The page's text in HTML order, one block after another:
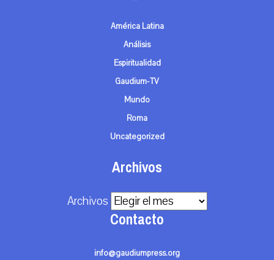
América Latina
Análisis
Espiritualidad
Gaudium-TV
Mundo
Roma
Uncategorized
Archivos
Archivos
Contacto
info@gaudiumpress.org